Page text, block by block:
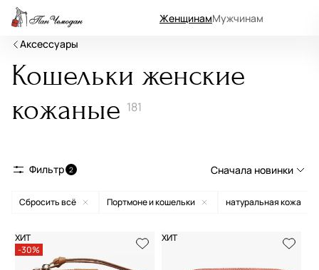
ЖенщинамМужчинам
Аксессуары
Кошельки женские
кожаные 181
Фильтр 2 Сначала новинки
Сначала новинки
Сбросить всё Портмоне и кошельки натуральная кожа
ХИТ
-30%
ХИТ